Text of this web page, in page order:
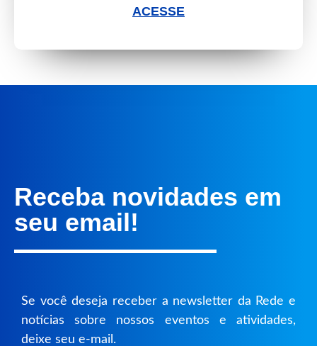
ACESSE
Receba novidades em
seu email!
Se você deseja receber a newsletter da Rede e
notícias sobre nossos eventos e atividades,
deixe seu e-mail.